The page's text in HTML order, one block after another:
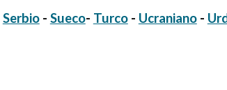
Serbio- Sueco- Turco- Ucraniano-